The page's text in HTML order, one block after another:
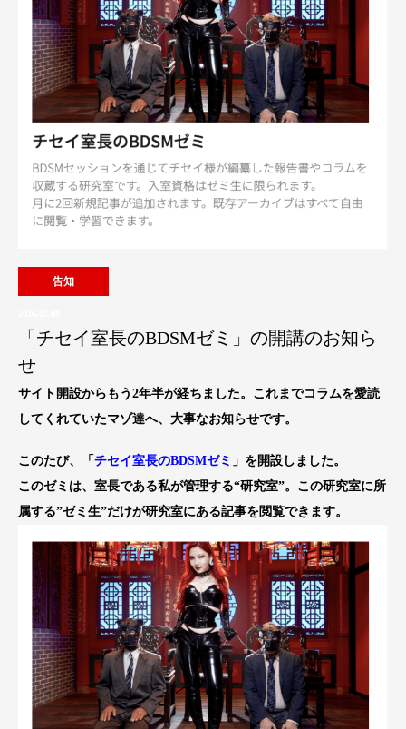
告知
「チセイ室長のBDSMゼミ」の開講のお知ら
せ
サイト開設からもう2年半が経ちました。これまでコラムを愛読
してくれていたマゾ達へ、大事なお知らせです。
このたび、「 チセイ室長のBDSMゼミ 」を開設しました。
このゼミは、室長である私が管理する“研究室”。この研究室に所
属する”ゼミ生”だけが研究室にある記事を閲覧できます。